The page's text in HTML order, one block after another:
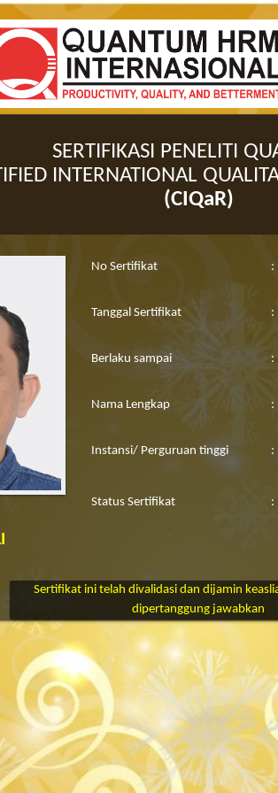
SERTIFIKASI PENELITI
INTERNATIONAL
(CIQaR)
No Sertifikat :
Tanggal Sertifikat :
Berlaku sampai :
Nama Lengkap :
Instansi/ Perguruan tinggi :
Status Sertifikat :
Sertifikat ini telah divalidasi dan dijamin
dipertanggung jawabkan